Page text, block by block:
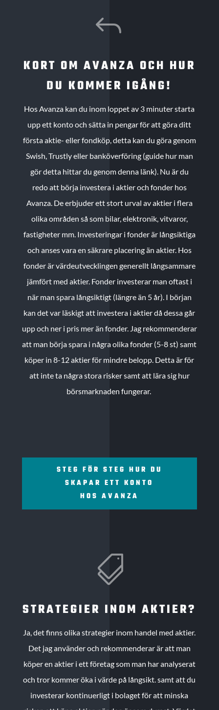
J
KORT OM AVANZA OCH HUR
DU KOMMER IGÅNG!
Hos Avanza kan du inom loppet av 3 minuter starta
upp ett konto och sätta in pengar för att göra ditt
första aktie- eller fondköp, detta kan du göra genom
Swish, Trustly eller banköverföring (guide hur man
gör detta hittar du genom denna länk). Nu är du
redo att börja investera i aktier och fonder hos
Avanza. De erbjuder ett stort urval av aktier i flera
olika områden så som bilar, elektronik, vitvaror,
fastigheter mm. Investeringar i fonder är långsiktiga
och anses vara en säkrare placering än aktier. Hos
fonder är värdeutvecklingen generellt långsammare
jämfört med aktier. Fonder investerar man oftast i
när man spara långsiktigt (längre än 5 år). I början
kan det var läskigt att investera i aktier då dessa går
upp och ner i pris mer än fonder. Jag rekommenderar
att man börja spara i några olika fonder (5-8 st) samt
köper in 8-12 aktier för mindre belopp. Detta är för
att inte ta några stora risker samt att lära sig hur
börsmarknaden fungerar.
STEG FÖR STEG HUR DU
SKAPAR ETT KONTO
HOS AVANZA

STRATEGIER INOM AKTIER?
Ja, det finns olika strategier inom handel med aktier.
Det jag använder och rekommenderar är att man
köper en aktier i ett företag som man har analyserat
och tror kommer öka i värde på långsikt. samt att du
investerar kontinuerligt i bolaget för att minska